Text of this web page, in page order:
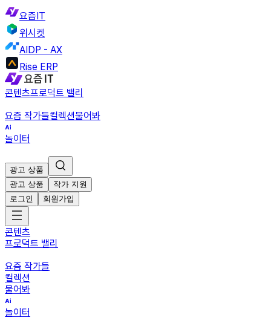
요즘IT
위시켓
AIDP - AX
Rise ERP
콘텐츠프로덕트 밸리
요즘 작가들컬렉션물어봐
놀이터
광고 상품
광고 상품
작가 지원
로그인
회원가입
콘텐츠
프로덕트 밸리
요즘 작가들
컬렉션
물어봐
놀이터